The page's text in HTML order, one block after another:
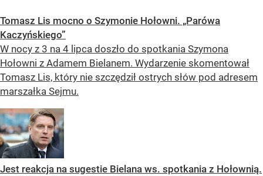
Tomasz Lis mocno o Szymonie Hołowni. „Parówa
Kaczyńskiego”
W nocy z 3 na 4 lipca doszło do spotkania Szymona
Hołowni z Adamem Bielanem. Wydarzenie skomentował
Tomasz Lis, który nie szczędził ostrych słów pod adresem
marszałka Sejmu.
Jest reakcja na sugestie Bielana ws. spotkania z Hołownią.